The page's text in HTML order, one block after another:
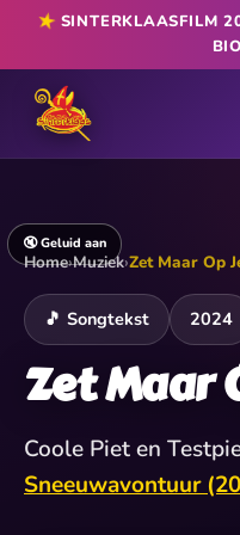
★SINTERKLAASFILM
🔇 Geluid aan
Home›Muziek›Zet Maar Op
🎵 Songtekst 2024
Zet Maar
Coole Piet en
Sneeuwavontuur